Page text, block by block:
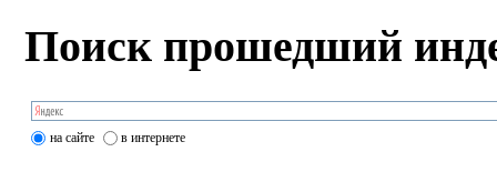
Поиск прошедший
на сайте в интернете